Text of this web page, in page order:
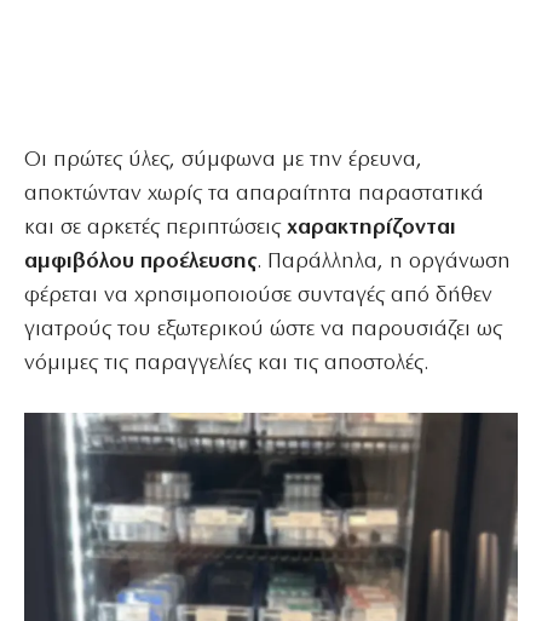
Οι πρώτες ύλες, σύμφωνα με την έρευνα,
αποκτώνταν χωρίς τα απαραίτητα παραστατικά
και σε αρκετές περιπτώσεις χαρακτηρίζονται
αμφιβόλου προέλευσης. Παράλληλα, η οργάνωση
φέρεται να χρησιμοποιούσε συνταγές από δήθεν
γιατρούς του εξωτερικού ώστε να παρουσιάζει ως
νόμιμες τις παραγγελίες και τις αποστολές.